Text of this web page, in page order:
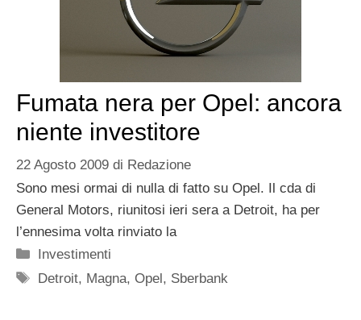
Fumata nera per Opel: ancora
niente investitore
22 Agosto 2009 di Redazione
Sono mesi ormai di nulla di fatto su Opel. Il cda di
General Motors, riunitosi ieri sera a Detroit, ha per
l’ennesima volta rinviato la
Categorie
Investimenti
Tag
Detroit, Magna,Opel , Sberbank